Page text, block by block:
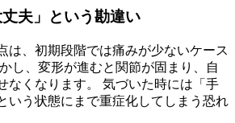
丈夫」という勘違い
は、初期段階では痛みが少ないケース
し、変形が進むと関節が固まり、自
なくなります。 気づいた時には「手
いう状態にまで重症化してしまう恐れ